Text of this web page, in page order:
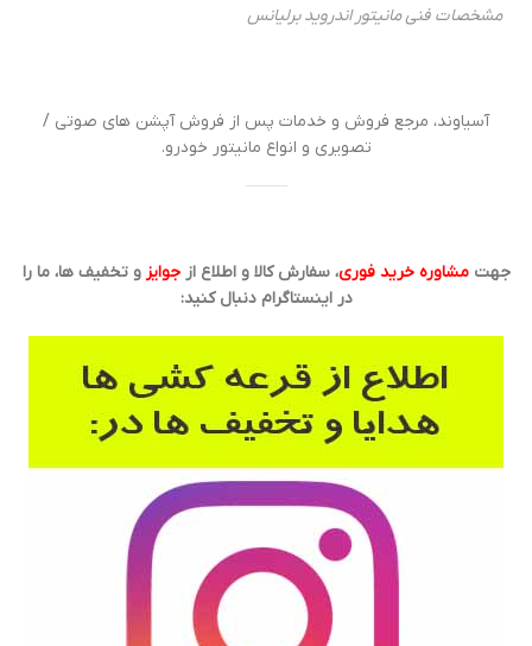
مشخصات فنی مانیتور اندروید برلیانس
آسیاوند، مرجع فروش و خدمات پس از فروش آپشن های صوتی /
تصویری و انواع مانیتور خودرو.
جهتمشاوره خرید فوری، سفارش کالا و اطلاع ازجوایز و تخفیف ها، ما را
در اینستاگرام دنبال کنید: